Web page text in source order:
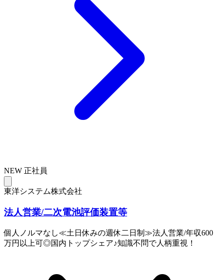
NEW 正社員
東洋システム株式会社
法人営業/二次電池評価装置等
個人ノルマなし≪土日休みの週休二日制≫法人営業/年収600
万円以上可◎国内トップシェア♪知識不問で人柄重視！